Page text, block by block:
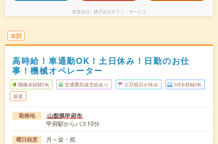
派遣会社 株式会社テクノ・サービス
未読
高時給！車通勤OK！土日休み！日勤のお仕
事！機械オペレーター
職種未経験OK 交通費別途支給あり 土日祝日が休み WEB登録OK
派遣
勤務地 山梨県甲府市
甲府駅からバス10分
曜日頻度 月～金・祝